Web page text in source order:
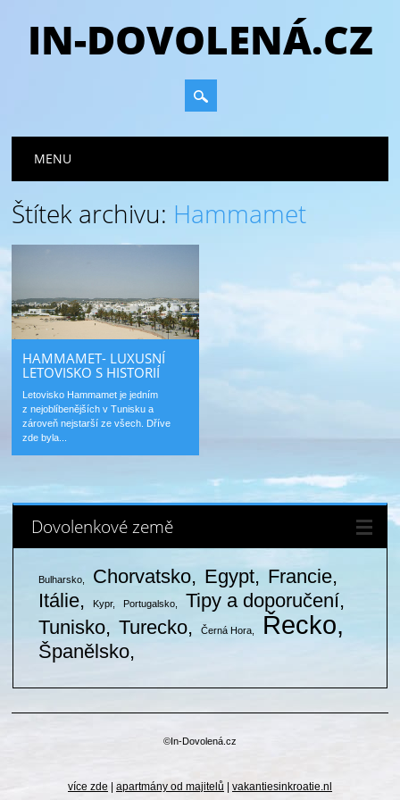
IN-DOVOLENÁ.CZ
Hlavní navigační menu
webu
MENU
Štítek archivu: Hammamet
HAMMAMET- LUXUSNÍ
LETOVISKO S HISTORIÍ
Letovisko Hammamet je jedním
z nejoblíbenějších v Tunisku a
zároveň nejstarší ze všech. Dříve
zde byla...
Dovolenkové země
Bulharsko Chorvatsko Egypt
Francie
Itálie
Kypr Portugalsko
Tipy a doporučení
Tunisko
Turecko Černá Hora Řecko
Španělsko
©In-Dovolená.cz
více zde apartmány od majitelů vakantiesinkroatie.nl